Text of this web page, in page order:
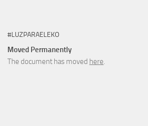
#LUZPARAELEKO
Moved Permanently
The document has moved here.